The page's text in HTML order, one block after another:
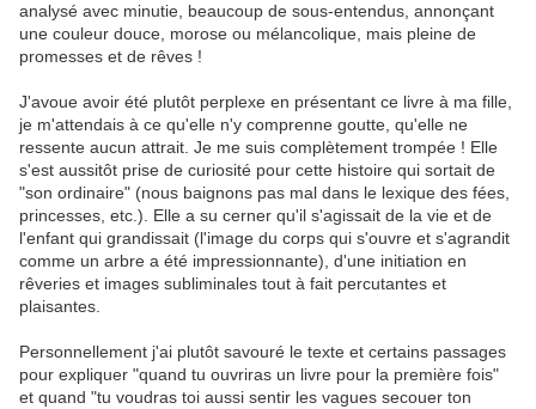
analysé avec minutie, beaucoup de sous-entendus, annonçant
une couleur douce, morose ou mélancolique, mais pleine de
promesses et de rêves !
J'avoue avoir été plutôt perplexe en présentant ce livre à ma fille,
je m'attendais à ce qu'elle n'y comprenne goutte, qu'elle ne
ressente aucun attrait. Je me suis complètement trompée ! Elle
s'est aussitôt prise de curiosité pour cette histoire qui sortait de
"son ordinaire" (nous baignons pas mal dans le lexique des fées,
princesses, etc.). Elle a su cerner qu'il s'agissait de la vie et de
l'enfant qui grandissait (l'image du corps qui s'ouvre et s'agrandit
comme un arbre a été impressionnante), d'une initiation en
rêveries et images subliminales tout à fait percutantes et
plaisantes.
Personnellement j'ai plutôt savouré le texte et certains passages
pour expliquer "quand tu ouvriras un livre pour la première fois"
et quand "tu voudras toi aussi sentir les vagues secouer ton